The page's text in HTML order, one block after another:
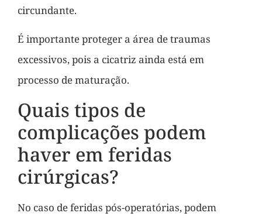
circundante.
É importante proteger a área de traumas
excessivos, pois a cicatriz ainda está em
processo de maturação.
Quais tipos de
complicações podem
haver em feridas
cirúrgicas?
No caso de feridas pós-operatórias, podem